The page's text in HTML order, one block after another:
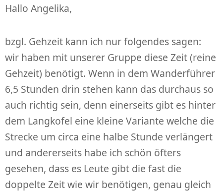
Hallo Angelika,
bzgl. Gehzeit kann ich nur folgendes sagen:
wir haben mit unserer Gruppe diese Zeit (reine
Gehzeit) benötigt. Wenn in dem Wanderführer
6,5 Stunden drin stehen kann das durchaus so
auch richtig sein, denn einerseits gibt es hinter
dem Langkofel eine kleine Variante welche die
Strecke um circa eine halbe Stunde verlängert
und andererseits habe ich schön öfters
gesehen, dass es Leute gibt die fast die
doppelte Zeit wie wir benötigen, genau gleich